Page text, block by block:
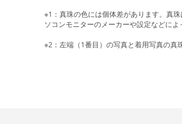
※1：真珠の色には個体差があります。真
ソコンモニターのメーカーや設定などによ
※2：左端（1番目）の写真と着用写真の真